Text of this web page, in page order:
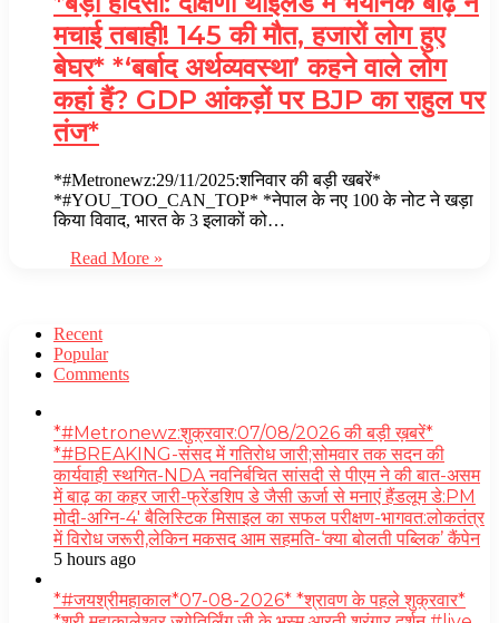
मचाई तबाही! 145 की मौत, हजारों लोग हुए
बेघर* *‘बर्बाद अर्थव्यवस्था’ कहने वाले लोग
कहां हैं? GDP आंकड़ों पर BJP का राहुल पर
तंज*
*#Metronewz:29/11/2025:शनिवार की बड़ी खबरें*
*#YOU_TOO_CAN_TOP* *नेपाल के नए 100 के नोट ने खड़ा
किया विवाद, भारत के 3 इलाकों को…
Read More »
Recent
Popular
Comments
*#Metronewz:शुक्रवार:07/08/2026 की बड़ी ख़बरें*
*#BREAKING-संसद में गतिरोध जारी;सोमवार तक सदन की
कार्यवाही स्थगित-NDA नवनिर्बचित सांसदी से पीएम ने की बात-असम
में बाढ़ का कहर जारी-फ्रेंडशिप डे जैसी ऊर्जा से मनाएं हैंडलूम डे:PM
मोदी-अग्नि-4′ बैलिस्टिक मिसाइल का सफल परीक्षण-भागवत:लोकतंत्र
में विरोध जरूरी,लेकिन मकसद आम सहमति-‘क्या बोलती पब्लिक’ कैंपेन
5 hours ago
*#जयश्रीमहाकाल*07-08-2026* *श्रावण के पहले शुक्रवार*